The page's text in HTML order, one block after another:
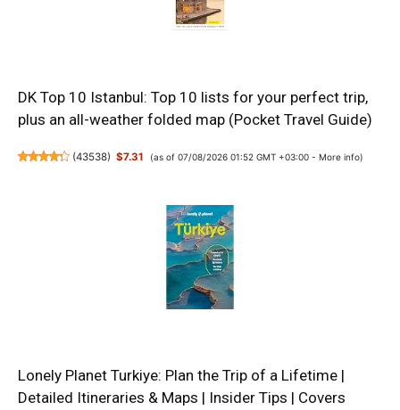
DK Top 10 Istanbul: Top 10 lists for your perfect trip,
plus an all-weather folded map (Pocket Travel Guide)
(43538) $7.31 (as of 07/08/2026 01:52 GMT +03:00 - More info)
Lonely Planet Turkiye: Plan the Trip of a Lifetime |
Detailed Itineraries & Maps | Insider Tips | Covers